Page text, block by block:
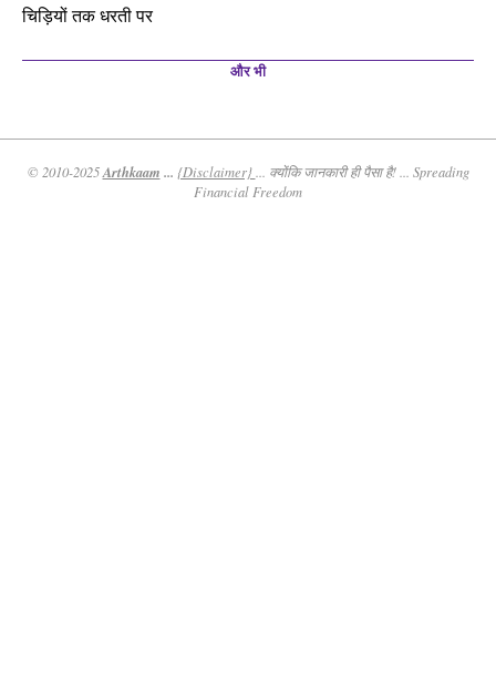
चिड़ियों तक धरती पर
और भी
© 2010-2025Arthkaam ... {Disclaimer}
... क्योंकि जानकारी ही पैसा है! ... Spreading
Financial Freedom